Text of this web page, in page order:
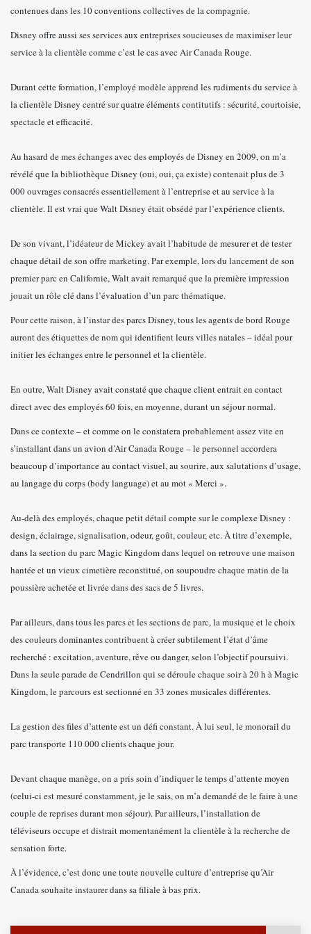
contenues dans les 10 conventions collectives de la compagnie.
Disney offre aussi ses services aux entreprises soucieuses de maximiser leur
service à la clientèle comme c’est le cas avec Air Canada Rouge.
Durant cette formation, l’employé modèle apprend les rudiments du service à
la clientèle Disney centré sur quatre éléments contitutifs : sécurité, courtoisie,
spectacle et efficacité.
Au hasard de mes échanges avec des employés de Disney en 2009, on m’a
révélé que la bibliothèque Disney (oui, oui, ça existe) contenait plus de 3
000 ouvrages consacrés essentiellement à l’entreprise et au service à la
clientèle. Il est vrai que Walt Disney était obsédé par l’expérience clients.
De son vivant, l’idéateur de Mickey avait l’habitude de mesurer et de tester
chaque détail de son offre marketing. Par exemple, lors du lancement de son
premier parc en Californie, Walt avait remarqué que la première impression
jouait un rôle clé dans l’évaluation d’un parc thématique.
Pour cette raison, à l’instar des parcs Disney, tous les agents de bord Rouge
auront des étiquettes de nom qui identifient leurs villes natales – idéal pour
initier les échanges entre le personnel et la clientèle.
En outre, Walt Disney avait constaté que chaque client entrait en contact
direct avec des employés 60 fois, en moyenne, durant un séjour normal.
Dans ce contexte – et comme on le constatera probablement assez vite en
s’installant dans un avion d’Air Canada Rouge – le personnel accordera
beaucoup d’importance au contact visuel, au sourire, aux salutations d’usage,
au langage du corps (body language) et au mot « Merci ».
Au-delà des employés, chaque petit détail compte sur le complexe Disney :
design, éclairage, signalisation, odeur, goût, couleur, etc. À titre d’exemple,
dans la section du parc Magic Kingdom dans lequel on retrouve une maison
hantée et un vieux cimetière reconstitué, on soupoudre chaque matin de la
poussière achetée et livrée dans des sacs de 5 livres.
Par ailleurs, dans tous les parcs et les sections de parc, la musique et le choix
des couleurs dominantes contribuent à créer subtilement l’état d’âme
recherché : excitation, aventure, rêve ou danger, selon l’objectif poursuivi.
Dans la seule parade de Cendrillon qui se déroule chaque soir à 20 h à Magic
Kingdom, le parcours est sectionné en 33 zones musicales différentes.
La gestion des files d’attente est un défi constant. À lui seul, le monorail du
parc transporte 110 000 clients chaque jour.
Devant chaque manège, on a pris soin d’indiquer le temps d’attente moyen
(celui-ci est mesuré constamment, je le sais, on m’a demandé de le faire à une
couple de reprises durant mon séjour). Par ailleurs, l’installation de
téléviseurs occupe et distrait momentanément la clientèle à la recherche de
sensation forte.
À l’évidence, c’est donc une toute nouvelle culture d’entreprise qu’Air
Canada souhaite instaurer dans sa filiale à bas prix.